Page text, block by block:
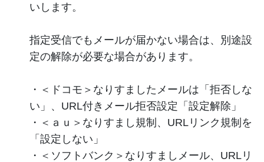
いします。
指定受信でもメールが届かない場合は、別途設
定の解除が必要な場合があります。
・＜ドコモ＞なりすましたメールは「拒否しな
い」、URL付きメール拒否設定「設定解除」
・＜ａｕ＞なりすまし規制、URLリンク規制を
「設定しない」
・＜ソフトバンク＞なりすましメール、URLリ